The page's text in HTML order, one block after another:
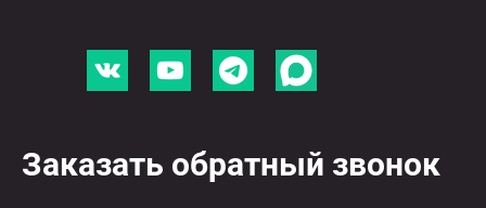
Заказать обратный звонок